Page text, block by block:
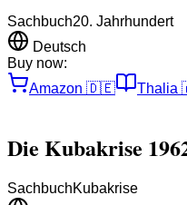
Sachbuch20. Jahrhundert
Deutsch
Buy now:
Amazon 🇩🇪 Thalia
Die Kubakrise
SachbuchKubakrise